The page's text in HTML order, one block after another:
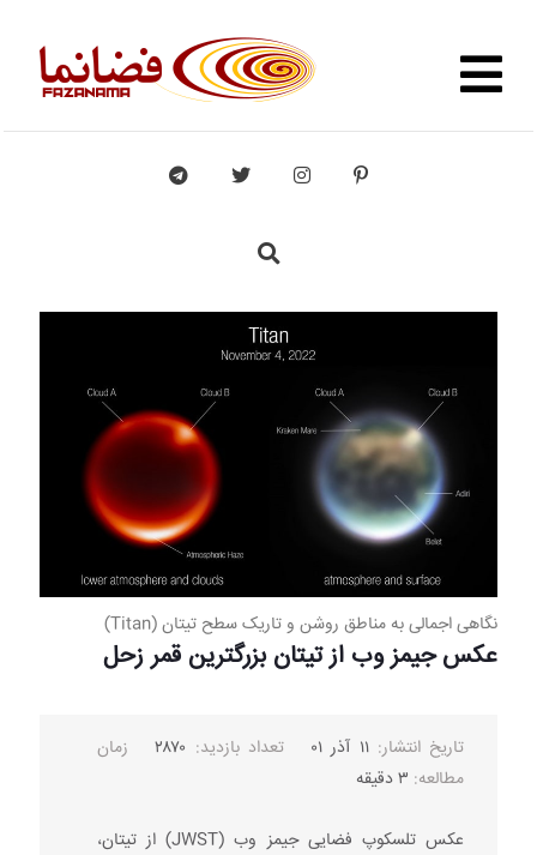
نگاهی اجمالی به مناطق روشن و تاریک سطح تیتان (Titan)
عکس جیمز وب از تیتان بزرگترین قمر زحل
تاریخ انتشار:۱۱ آذر ۰۱ تعداد بازدید: ۲۸۷۰
زمان
مطالعه: ۳ دقیقه
عکس تلسکوپ فضایی جیمز وب (JWST) از تیتان،